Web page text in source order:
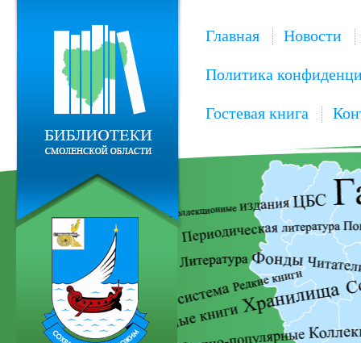
Главная Новости
Политика
Гостевая книга